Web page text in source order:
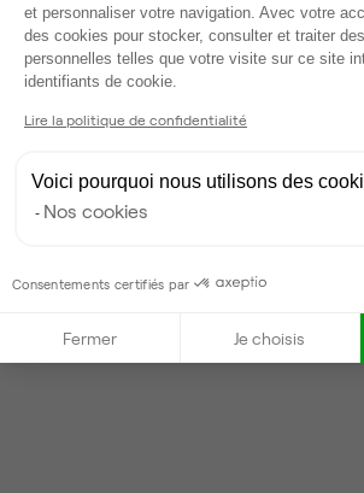
V Valentin
Partenaire depuis 2022
Répond en moins d'une heure
Locataires trouvés sur Ubiq : 87
et personnaliser votre navigation. Avec votre
des cookies pour stocker, consulter et traiter
personnelles telles que votre visite sur ce site
identifiants de cookie.
Lire la politique de confidentialité
Voici pourquoi nous utilisons des
Nos cookies
Consentements certifiés par
Fermer Je choisis